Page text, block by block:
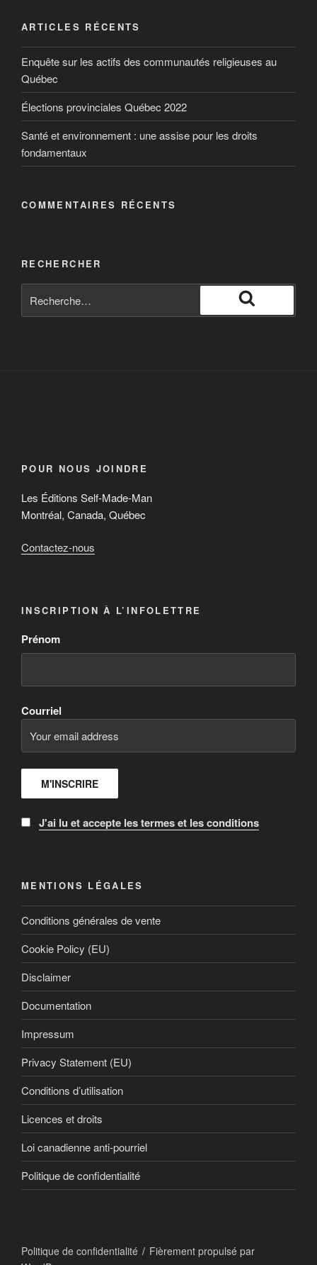
Jean-Pierre Marchand, directeur TrensQuébec, et
durable.
riche du monde
Il dépasse ainsi Jeff Bezos, PDG d’Amazon, qui
détenait le titre depuis 2017.
ARTICLES RÉCENTS
Enquête sur les actifs des communautés religieuses au
Québec
Élections provinciales Québec 2022
Santé et environnement : une assise pour les droits
fondamentaux
COMMENTAIRES RÉCENTS
RECHERCHER
POUR NOUS JOINDRE
Les Éditions Self-Made-Man
Montréal, Canada, Québec
Contactez-nous
INSCRIPTION À L’INFOLETTRE
Prénom
Courriel
J'ai lu et accepte les termes et les conditions
MENTIONS LÉGALES
Conditions générales de vente
Cookie Policy (EU)
Disclaimer
Documentation
Impressum
Privacy Statement (EU)
Conditions d’utilisation
Licences et droits
Loi canadienne anti-pourriel
Politique de confidentialité
Politique de confidentialité
Fièrement propulsé par